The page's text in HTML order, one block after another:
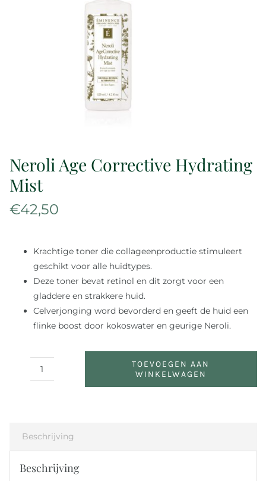
Over ons
Reviews
Onze merken
Contact
Neroli Age Corrective Hydrating
Mist
€42,50
Krachtige toner die collageenproductie stimuleert
geschikt voor alle huidtypes.
Deze toner bevat retinol en dit zorgt voor een
gladdere en strakkere huid.
Celverjonging word bevorderd en geeft de huid een
flinke boost door kokoswater en geurige Neroli.
Neroli
Mist
aantal
TOEVOEGEN AAN
WINKELWAGEN
Beschrijving
Beschrijving